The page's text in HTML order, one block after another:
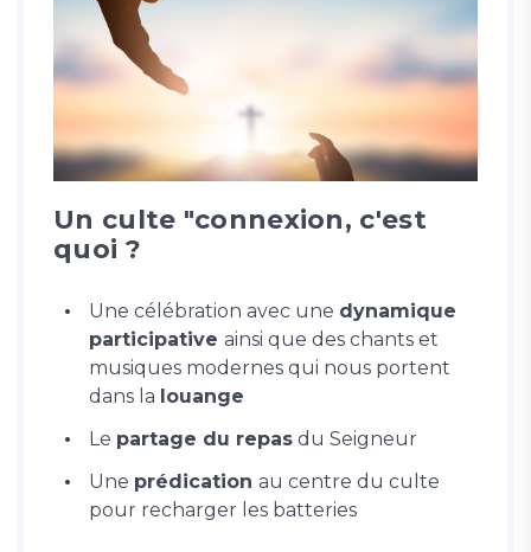
Un culte "connexion, c'est
quoi ?
Une célébration avec une dynamique
participative ainsi que des chants et
musiques modernes qui nous portent
dans la louange
Le partage du repas du Seigneur
Une prédication au centre du culte
pour recharger les batteries